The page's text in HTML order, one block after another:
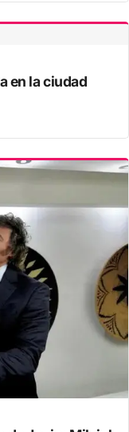
en la ciudad